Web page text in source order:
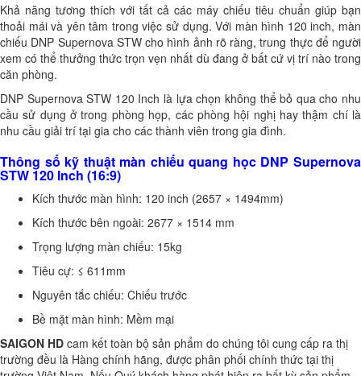
Khả năng tương thích với tất cả các máy chiếu tiêu chuẩn giúp bạn
thoải mái và yên tâm trong việc sử dụng. Với màn hình 120 inch, màn
chiếu DNP Supernova STW cho hình ảnh rõ ràng, trung thực để người
xem có thể thưởng thức trọn vẹn nhất dù đang ở bất cứ vị trí nào trong
căn phòng.
DNP Supernova STW 120 Inch là lựa chọn không thể bỏ qua cho nhu
cầu sử dụng ở trong phòng họp, các phòng hội nghị hay thậm chí là
nhu cầu giải trí tại gia cho các thành viên trong gia đình.
Thông số kỹ thuật màn chiếu quang học DNP Supernova
STW 120 Inch (16:9)
Kích thước màn hình: 120 inch (2657 × 1494mm)
Kích thước bên ngoài: 2677 × 1514 mm
Trọng lượng màn chiếu: 15kg
Tiêu cự: ≤ 611mm
Nguyên tắc chiếu: Chiếu trước
Bề mặt màn hình: Mềm mại
SAIGON HD cam kết toàn bộ sản phẩm do chúng tôi cung cấp ra thị
trường đều là Hàng chính hãng, được phân phối chính thức tại thị